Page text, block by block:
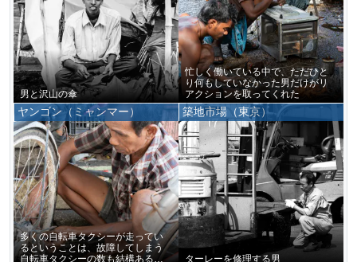
男と沢山の傘
忙しく働いている中で、ただひと
り何もしていなかった男だけがリ
アクションを取ってくれた
ヤンゴン（ミャンマー）
多くの自転車タクシーが走ってい
るということは、故障してしまう
自転車タクシーの数も結構あると
築地市場（東京）
ターレーを修理する男